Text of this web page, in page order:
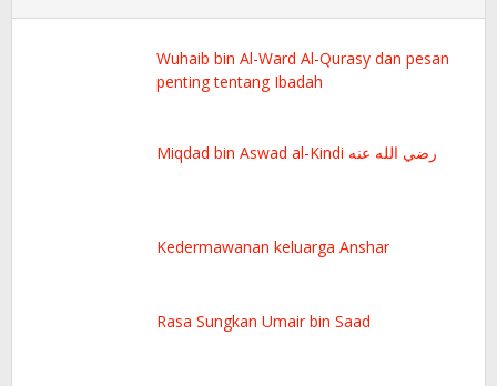
Wuhaib bin Al-Ward Al-Qurasy dan pesan
penting tentang Ibadah
Miqdad bin Aswad al-Kindi رضي الله عنه
Kedermawanan keluarga Anshar
Rasa Sungkan Umair bin Saad